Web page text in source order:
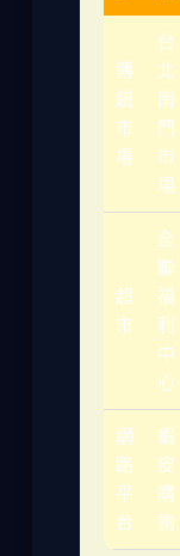
傳
統
市
場
台
北
南
門
市
場
超
市
全
聯
福
利
中
心
網
路
平
台
蝦
皮
購
物